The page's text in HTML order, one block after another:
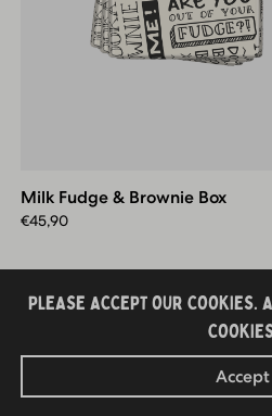
PLEASE ACCEPT OUR COOKIES.
Accept
Brownie
Box
Milk Fudge & Brownie Box
€45,90